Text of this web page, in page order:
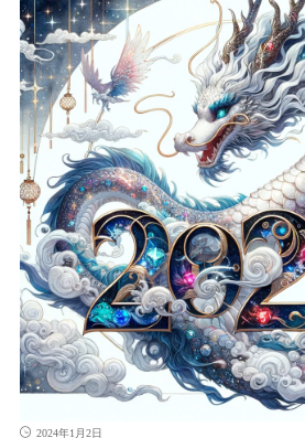
2024年1月2日